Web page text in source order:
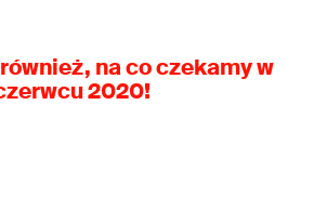
na co czekamy w
2020!